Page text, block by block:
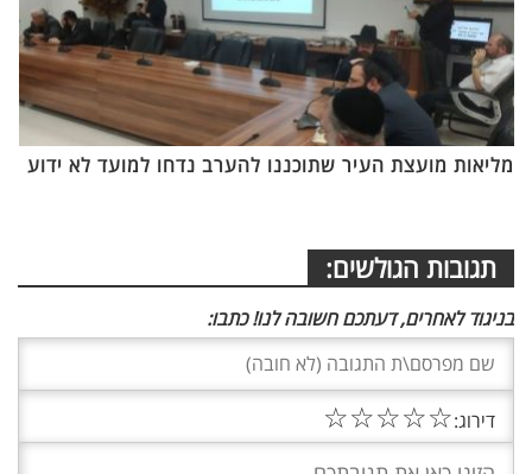
מליאות מועצת העיר שתוכננו להערב נדחו למועד לא ידוע
תגובות הגולשים:
בניגוד לאחרים, דעתכם חשובה לנו! כתבו:
דירוג:☆
☆
☆
☆
☆